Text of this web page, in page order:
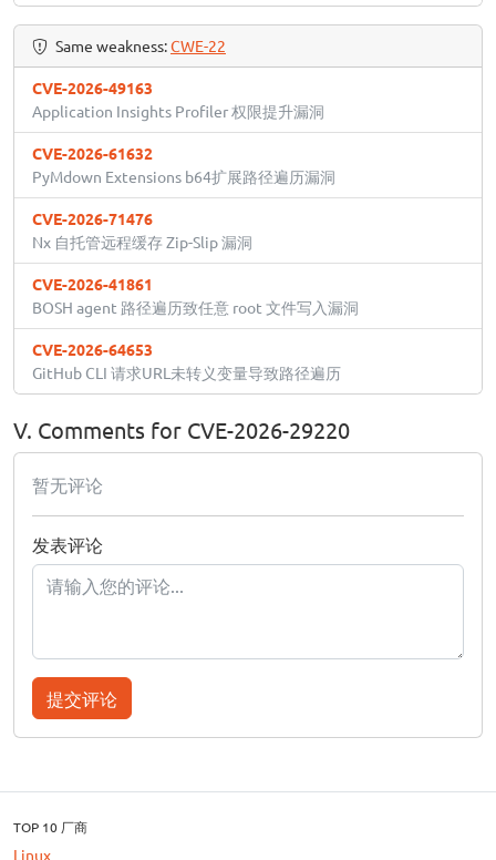
Same weakness:CWE-22
CVE-2026-49163
Application Insights Profiler 权限提升漏洞
CVE-2026-61632
PyMdown Extensions b64扩展路径遍历漏洞
CVE-2026-71476
Nx 自托管远程缓存 Zip-Slip 漏洞
CVE-2026-41861
BOSH agent 路径遍历致任意 root 文件写入漏洞
CVE-2026-64653
GitHub CLI 请求URL未转义变量导致路径遍历
V. Comments for CVE-2026-29220
暂无评论
发表评论
提交评论
TOP 10 厂商
Linux